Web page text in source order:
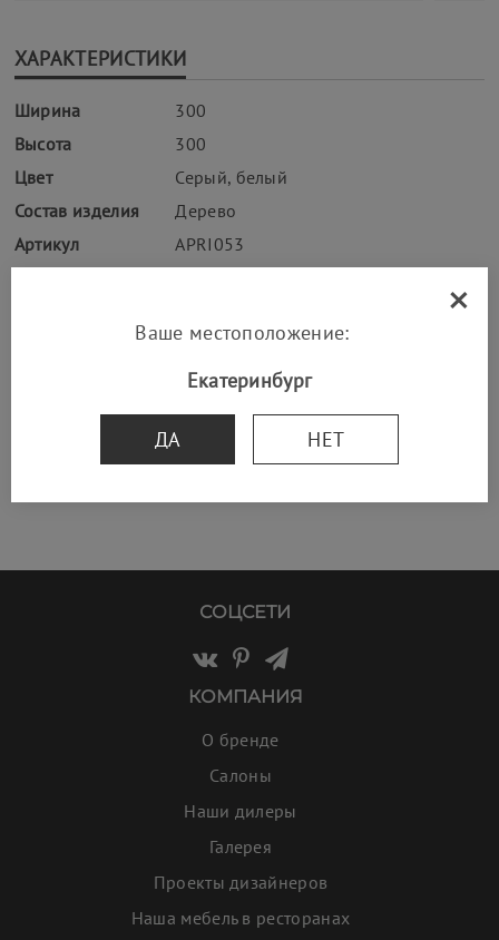
ХАРАКТЕРИСТИКИ
Ширина
300
Высота
300
Цвет
Серый, белый
Состав изделия
Дерево
Артикул
APRI053
СОЦСЕТИ
КОМПАНИЯ
О бренде
Салоны
Наши дилеры
Галерея
Проекты дизайнеров
Наша мебель в ресторанах
×
Ваше местоположение:
Екатеринбург
ДА НЕТ